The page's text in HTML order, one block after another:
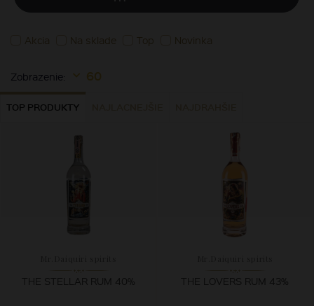
TOP PRODUKTY
Akcia Na sklade Top Novinka
Zobrazenie: 60
THE STELLAR RUM 40% THE LOVERS RUM 43%